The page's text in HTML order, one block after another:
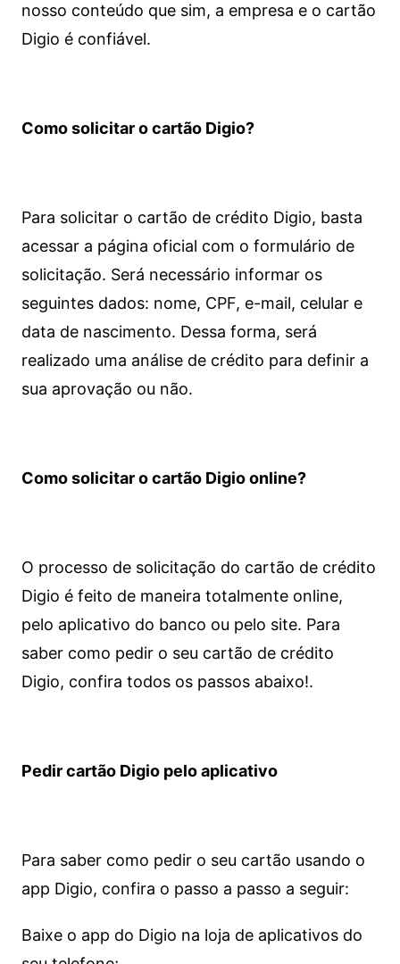
nosso conteúdo que sim, a empresa e o cartão
Digio é confiável.
Como solicitar o cartão Digio?
Para solicitar o cartão de crédito Digio, basta
acessar a página oficial com o formulário de
solicitação. Será necessário informar os
seguintes dados: nome, CPF, e-mail, celular e
data de nascimento. Dessa forma, será
realizado uma análise de crédito para definir a
sua aprovação ou não.
Como solicitar o cartão Digio online?
O processo de solicitação do cartão de crédito
Digio é feito de maneira totalmente online,
pelo aplicativo do banco ou pelo site. Para
saber como pedir o seu cartão de crédito
Digio, confira todos os passos abaixo!.
Pedir cartão Digio pelo aplicativo
Para saber como pedir o seu cartão usando o
app Digio, confira o passo a passo a seguir:
Baixe o app do Digio na loja de aplicativos do